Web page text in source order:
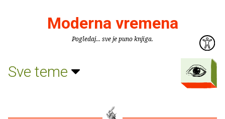
Moderna vremena
Pogledaj... sve je puno knjiga.
Sve teme